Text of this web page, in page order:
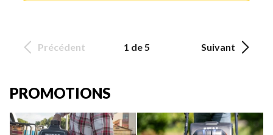
Précédent 1 de 5 Suivant
PROMOTIONS